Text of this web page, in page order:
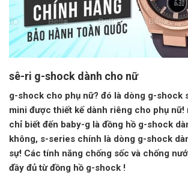
sê-ri g-shock dành cho nữ
g-shock cho phụ nữ? đó là dòng g-shock
mini được thiết kế dành riêng cho phụ nữ!
chỉ biết đến baby-g là đồng hồ g-shock
không, s-series chính là dòng g-shock
sự! Các tính năng chống sốc và chống
đầy đủ từđồng hồ g-shock !